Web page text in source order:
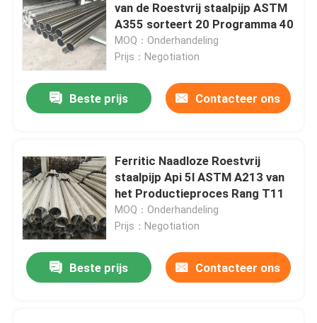
van de Roestvrij staalpijp ASTM
A355 sorteert 20 Programma 40
MOQ：Onderhandeling
Prijs：Negotiation
Beste prijs Contacteer ons
Ferritic Naadloze Roestvrij
staalpijp Api 5l ASTM A213 van
het Productieproces Rang T11
MOQ：Onderhandeling
Prijs：Negotiation
Beste prijs Contacteer ons